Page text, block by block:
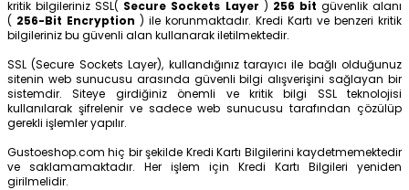
kritik bilgileriniz SSL( Secure Sockets Layer ) 256 bit güvenlik alanı
( 256-Bit Encryption ) ile korunmaktadır. Kredi Kartı ve benzeri kritik
bilgileriniz bu güvenli alan kullanarak iletilmektedir.
SSL (Secure Sockets Layer), kullandığınız tarayıcı ile bağlı olduğunuz
sitenin web sunucusu arasında güvenli bilgi alışverişini sağlayan bir
sistemdir. Siteye girdiğiniz önemli ve kritik bilgi SSL teknolojisi
kullanılarak şifrelenir ve sadece web sunucusu tarafından çözülüp
gerekli işlemler yapılır.
Gustoeshop.com hiç bir şekilde Kredi Kartı Bilgilerini kaydetmemektedir
ve saklamamaktadır. Her işlem için Kredi Kartı Bilgileri yeniden
girilmelidir.